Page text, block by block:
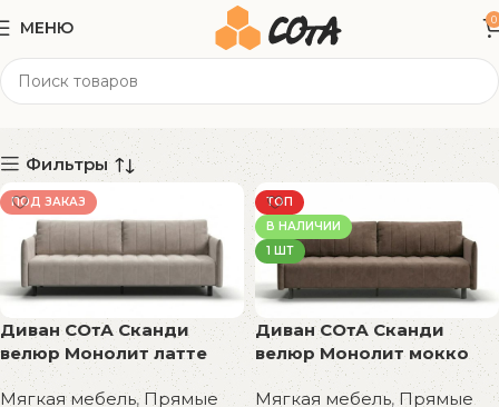
МЕНЮ 0
88 кг
Фильтры
ПОД ЗАКАЗ
Диван СОтА Сканди
велюр Монолит латте
Мягкая мебель, Прямые
ТОП
В НАЛИЧИИ
1 ШТ
Диван СОтА Сканди
велюр Монолит мокко
Мягкая мебель, Прямые